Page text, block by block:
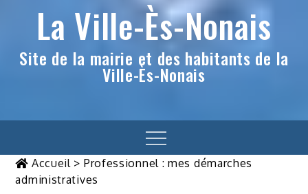
La Ville-Ès-Nonais
Site de la mairie et des habitants de la
Ville-Ès-Nonais
Menu
Accueil> Professionnel : mes démarches
administratives